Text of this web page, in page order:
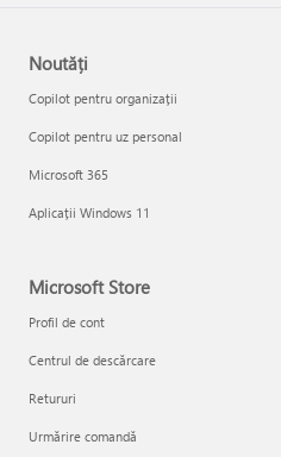
Noutăți
Copilot pentru organizații
Copilot pentru uz personal
Microsoft 365
Aplicații Windows 11
Microsoft Store
Profil de cont
Centrul de descărcare
Retururi
Urmărire comandă